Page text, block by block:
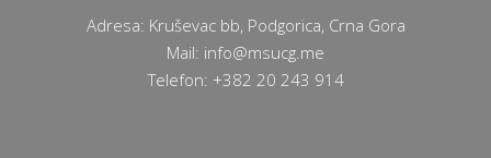
Adresa: Kruševac bb, Podgorica, Crna Gora
Mail: info@msucg.me
Telefon: +382 20 243 914